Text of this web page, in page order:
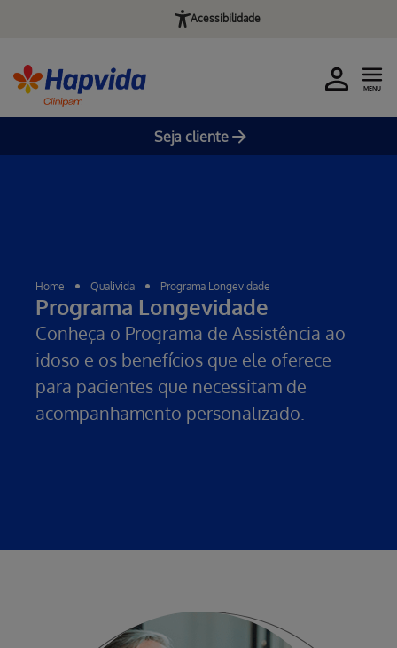
Acessibilidade
Seja cliente
MENU
Home Qualivida Programa Longevidade
Programa Longevidade
Conheça o Programa de Assistência ao
idoso e os benefícios que ele oferece
para pacientes que necessitam de
acompanhamento personalizado.